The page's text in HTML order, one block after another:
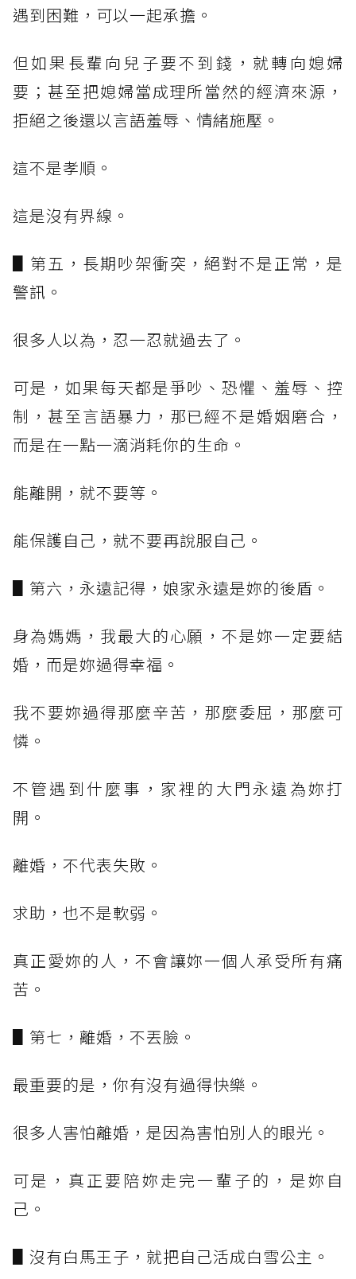
遇到困難，可以一起承擔。
但如果長輩向兒子要不到錢，就轉向媳婦
要；甚至把媳婦當成理所當然的經濟來源，
拒絕之後還以言語羞辱、情緒施壓。
這不是孝順。
這是沒有界線。
▋第五，長期吵架衝突，絕對不是正常，是
警訊。
很多人以為，忍一忍就過去了。
可是，如果每天都是爭吵、恐懼、羞辱、控
制，甚至言語暴力，那已經不是婚姻磨合，
而是在一點一滴消耗你的生命。
能離開，就不要等。
能保護自己，就不要再說服自己。
▋第六，永遠記得，娘家永遠是妳的後盾。
身為媽媽，我最大的心願，不是妳一定要結
婚，而是妳過得幸福。
我不要妳過得那麼辛苦，那麼委屈，那麼可
憐。
不管遇到什麼事，家裡的大門永遠為妳打
開。
離婚，不代表失敗。
求助，也不是軟弱。
真正愛妳的人，不會讓妳一個人承受所有痛
苦。
▋第七，離婚，不丟臉。
最重要的是，你有沒有過得快樂。
很多人害怕離婚，是因為害怕別人的眼光。
可是，真正要陪妳走完一輩子的，是妳自
己。
▋沒有白馬王子，就把自己活成白雪公主。